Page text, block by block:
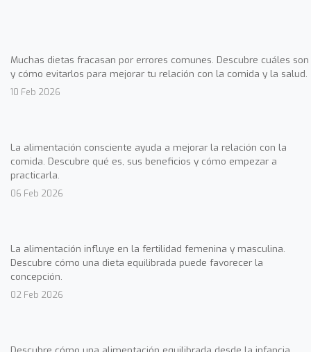
Muchas dietas fracasan por errores comunes. Descubre cuáles son
y cómo evitarlos para mejorar tu relación con la comida y la salud.
10 Feb 2026
La alimentación consciente ayuda a mejorar la relación con la
comida. Descubre qué es, sus beneficios y cómo empezar a
practicarla.
06 Feb 2026
La alimentación influye en la fertilidad femenina y masculina.
Descubre cómo una dieta equilibrada puede favorecer la
concepción.
02 Feb 2026